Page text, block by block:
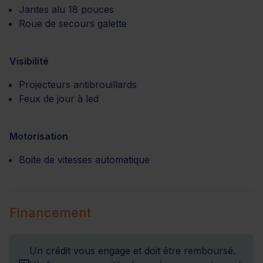
Jantes alu 18 pouces
Roue de secours galette
Visibilité
Projecteurs antibrouillards
Feux de jour à led
Motorisation
Boite de vitesses automatique
Financement
Un crédit vous engage et doit être remboursé.